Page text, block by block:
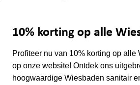
10% korting op alle
Profiteer nu van 10% korting op alle
op onze website! Ontdek ons
hoogwaardige Wiesbaden sanitair